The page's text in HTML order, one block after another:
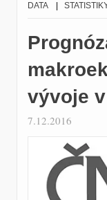
DATA|
vývoje v
7.12.2016